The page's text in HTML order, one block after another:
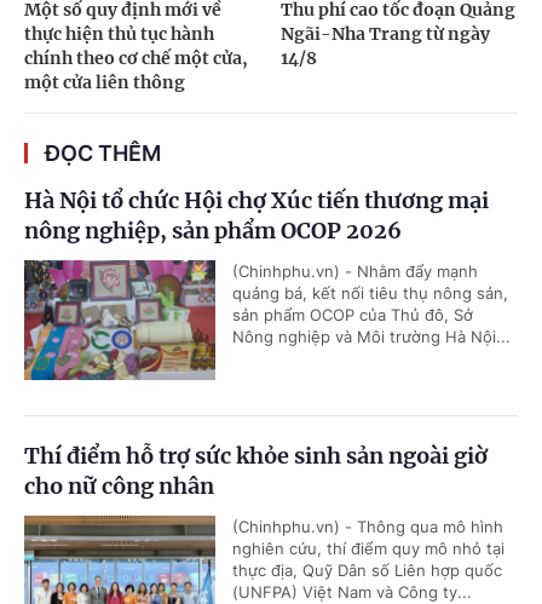
Một số quy định mới về
thực hiện thủ tục hành
chính theo cơ chế một cửa,
một cửa liên thông
Thu phí cao tốc đoạn Quảng
Ngãi-Nha Trang từ ngày
14/8
ĐỌC THÊM
Hà Nội tổ chức Hội chợ Xúc tiến thương mại
nông nghiệp, sản phẩm OCOP 2026
(Chinhphu.vn) - Nhằm đẩy mạnh
quảng bá, kết nối tiêu thụ nông sản,
sản phẩm OCOP của Thủ đô, Sở
Nông nghiệp và Môi trường Hà Nội...
Thí điểm hỗ trợ sức khỏe sinh sản ngoài giờ
cho nữ công nhân
(Chinhphu.vn) - Thông qua mô hình
nghiên cứu, thí điểm quy mô nhỏ tại
thực địa, Quỹ Dân số Liên hợp quốc
(UNFPA) Việt Nam và Công ty...